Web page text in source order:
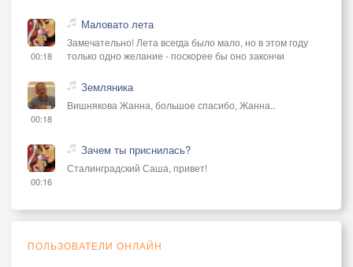
00:18
Маловато лета
Замечательно! Лета всегда было мало, но в этом году
только одно желание - поскорее бы оно закончи
00:18
Земляника
Вишнякова Жанна, большое спасибо, Жанна..
00:16
Зачем ты приснилась?
Сталинградский Саша, привет!
ПОЛЬЗОВАТЕЛИ ОНЛАЙН